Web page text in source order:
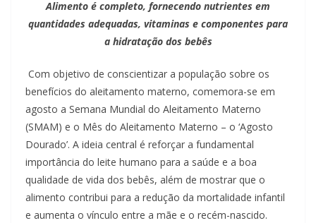
Alimento é completo, fornecendo nutrientes em
quantidades adequadas, vitaminas e componentes para
a hidratação dos bebês
Com objetivo de conscientizar a população sobre os
benefícios do aleitamento materno, comemora-se em
agosto a Semana Mundial do Aleitamento Materno
(SMAM) e o Mês do Aleitamento Materno – o ‘Agosto
Dourado’. A ideia central é reforçar a fundamental
importância do leite humano para a saúde e a boa
qualidade de vida dos bebês, além de mostrar que o
alimento contribui para a redução da mortalidade infantil
e aumenta o vínculo entre a mãe e o recém-nascido.